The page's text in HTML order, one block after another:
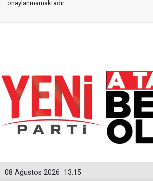
onaylanmamaktadır.
13:15
08 Ağustos 2026